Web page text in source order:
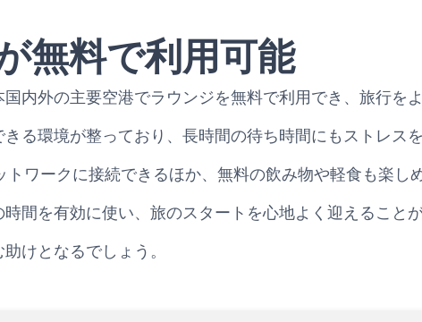
無料で利用可能
内外の主要空港でラウンジを無料で利用でき、旅行を
る環境が整っており、長時間の待ち時間にもストレス
ワークに接続できるほか、無料の飲み物や軽食も楽し
間を有効に使い、旅のスタートを心地よく迎えることが
けとなるでしょう。